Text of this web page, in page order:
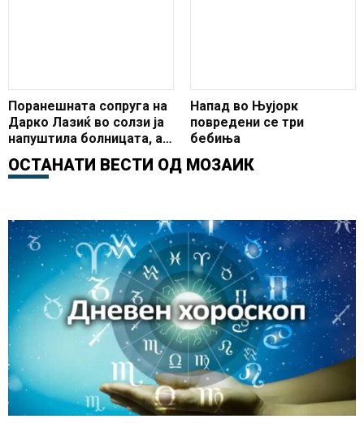
Поранешната сопруга на
Дарко Лазиќ во солзи ја
напуштила болницата, а
тоа што прашала
нејзината ќерка за татко
Напад во Њујорк
повредени се три
бебиња
ОСТАНАТИ ВЕСТИ ОД МОЗАИК